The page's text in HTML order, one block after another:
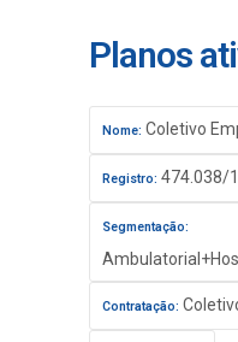
Planos
Nome: Coletivo
Registro: 474.038/
Segmentação:
Contratação: